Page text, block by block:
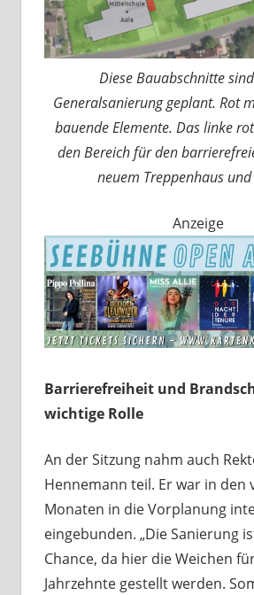
Diese Bauabschnitte
Generalsanierung geplant. Rot
bauende Elemente. Das linke
den Bereich für den
neuem Treppenhaus und
Anzeige
Barrierefreiheit und
wichtige Rolle
An der Sitzung nahm auch
Hennemann teil. Er war in den
Monaten in die Vorplanung
eingebunden. „Die Sanierung
Chance, da hier die Weichen
Jahrzehnte gestellt werden.